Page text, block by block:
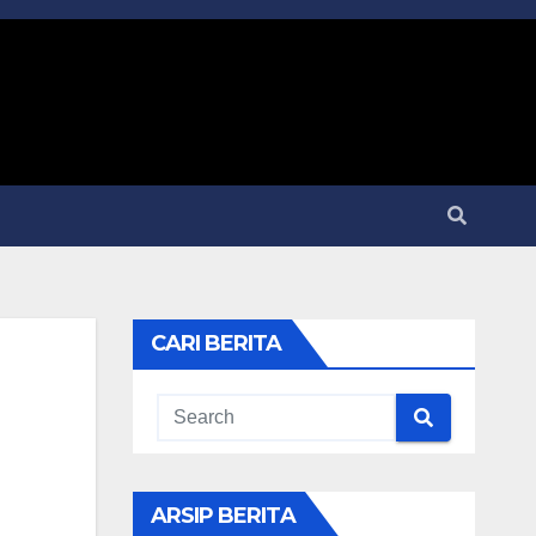
CARI BERITA
ARSIP BERITA